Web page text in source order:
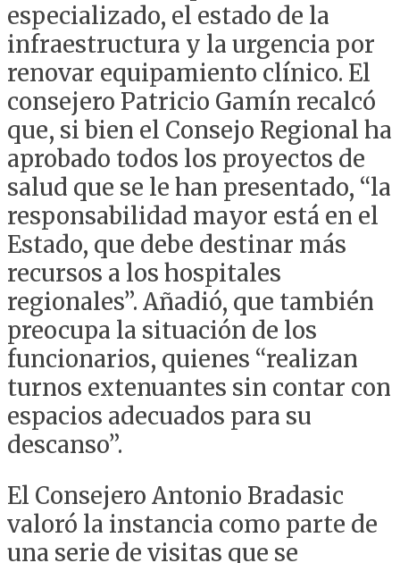
especializado, el estado de la
infraestructura y la urgencia por
renovar equipamiento clínico. El
consejero Patricio Gamín recalcó
que, si bien el Consejo Regional ha
aprobado todos los proyectos de
salud que se le han presentado, “la
responsabilidad mayor está en el
Estado, que debe destinar más
recursos a los hospitales
regionales”. Añadió, que también
preocupa la situación de los
funcionarios, quienes “realizan
turnos extenuantes sin contar con
espacios adecuados para su
descanso”.
El Consejero Antonio Bradasic
valoró la instancia como parte de
una serie de visitas que se